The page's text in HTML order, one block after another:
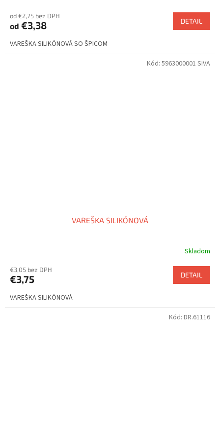
od €2,75 bez DPH
od €3,38 DETAIL
VAREŠKA SILIKÓNOVÁ SO ŠPICOM
VAREŠKA SILIKÓNOVÁ
Skladom
€3,05 bez DPH
€3,75 DETAIL
VAREŠKA SILIKÓNOVÁ
Kód: 5963000001 SIVA
Kód: DR.61116